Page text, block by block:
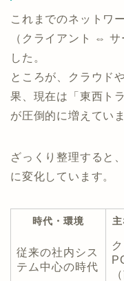
これまでのネットワ
（クライアント ⇔
した。
ところが、クラウド
果、現在は「東西ト
が圧倒的に増えていま
ざっくり整理すると
に変化しています。
時代・環境
従来の社内シス
テム中心の時代